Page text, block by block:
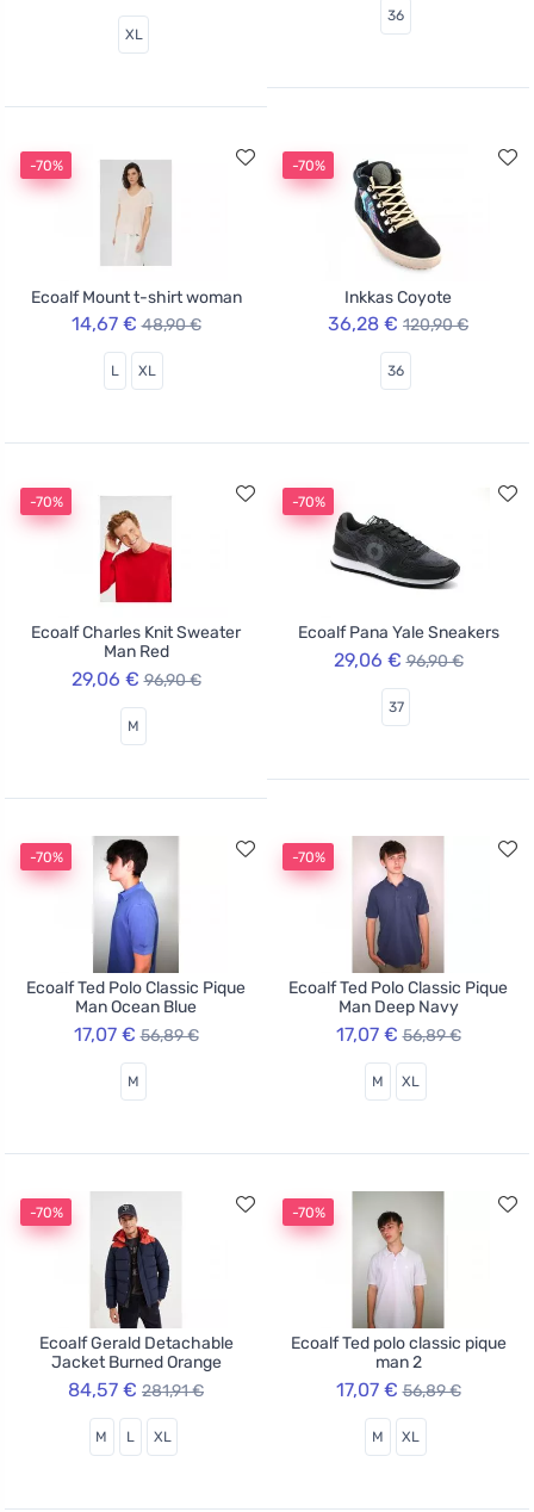
XL
36
-70%
Ecoalf Mount t-shirt woman
14,67 € 48,90 €
L XL
-70%
Inkkas Coyote
36,28 € 120,90 €
36
-70%
Ecoalf Charles Knit Sweater
Man Red
29,06 € 96,90 €
M
-70%
Ecoalf Pana Yale Sneakers
29,06 € 96,90 €
37
-70%
Ecoalf Ted Polo Classic Pique
Man Ocean Blue
17,07 € 56,89 €
M
-70%
Ecoalf Ted Polo Classic Pique
Man Deep Navy
17,07 € 56,89 €
M XL
-70%
Ecoalf Gerald Detachable
Jacket Burned Orange
84,57 € 281,91 €
M L XL
-70%
Ecoalf Ted polo classic pique
man 2
17,07 € 56,89 €
M XL